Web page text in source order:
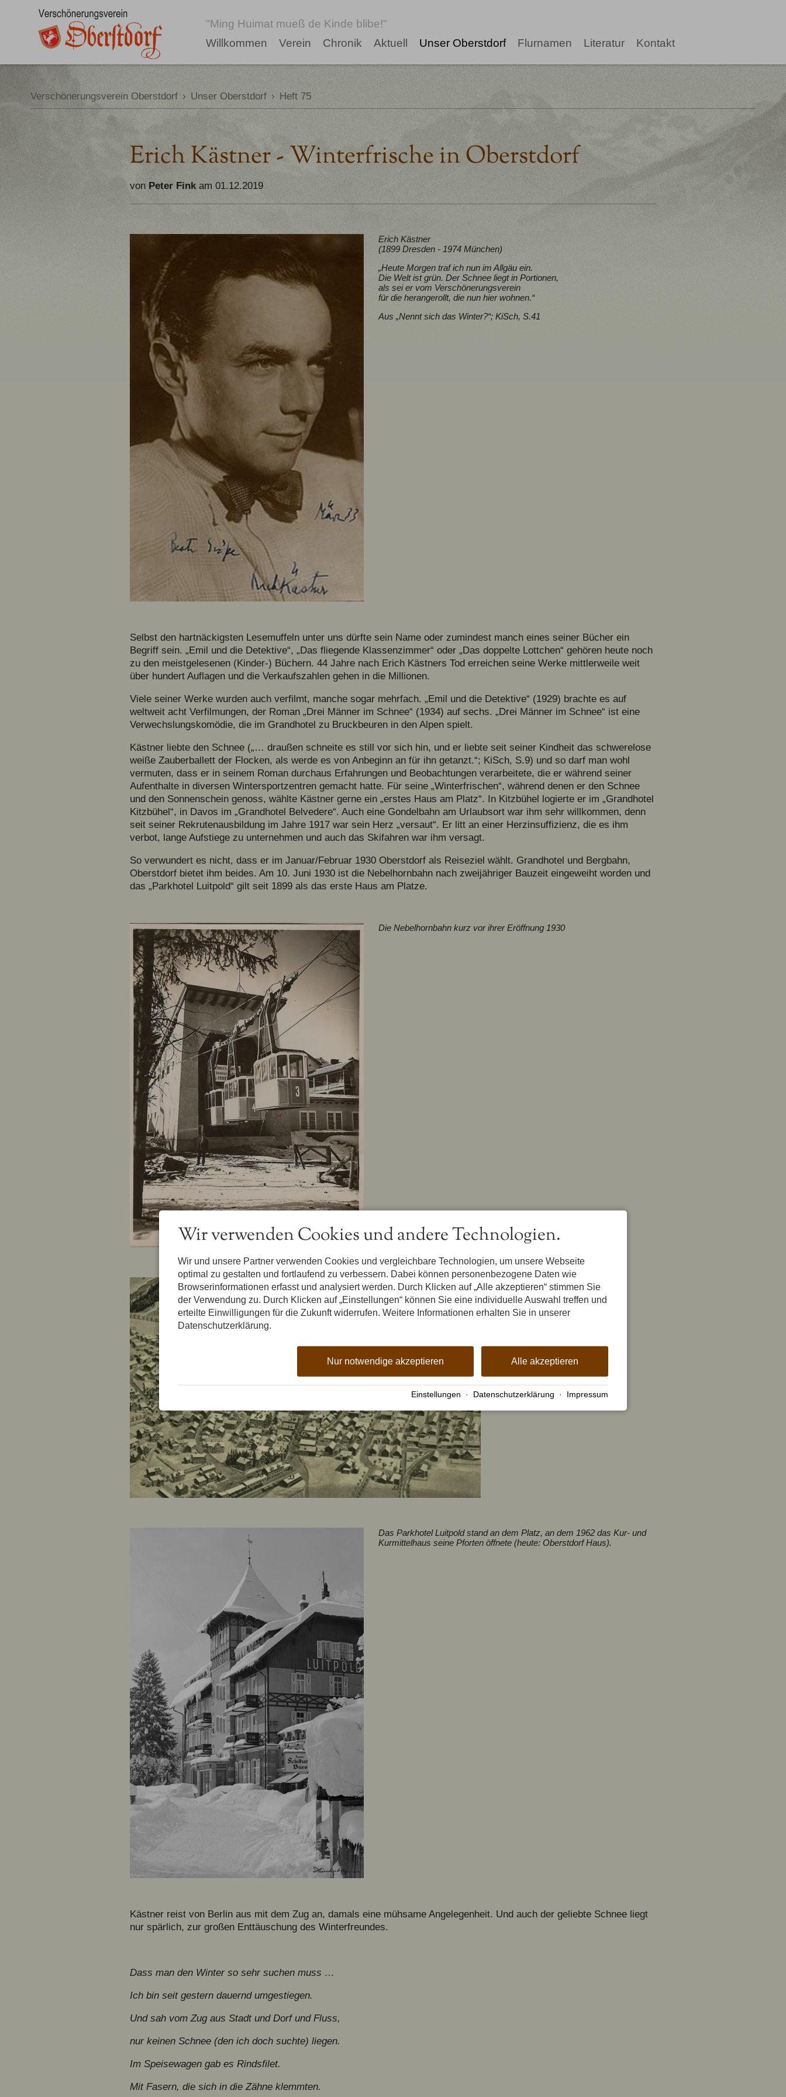
"Ming Huimat mueß de Kinde blibe!"
Willkommen
Verein Chronik Aktuell Unser Oberstdorf Flurnamen Literatur Kontakt
Verschönerungsverein Oberstdorf › Unser Oberstdorf › Heft 75
Erich Kästner - Winterfrische in Oberstdorf
von Peter Finkam 01.12.2019
Erich Kästner
(1899 Dresden - 1974 München)
„Heute Morgen traf ich nun im Allgäu ein.
Die Welt ist grün. Der Schnee liegt in Portionen,
als sei er vom Verschönerungsverein
für die herangerollt, die nun hier wohnen.“
Aus „Nennt sich das Winter?“; KiSch, S.41
Selbst den hartnäckigsten Lesemuffeln unter uns dürfte sein Name oder zumindest manch eines seiner Bücher ein
Begriff sein. „Emil und die Detektive“, „Das fliegende Klassenzimmer“ oder „Das doppelte Lottchen“ gehören heute noch
zu den meistgelesenen (Kinder-) Büchern. 44 Jahre nach Erich Kästners Tod erreichen seine Werke mittlerweile weit
über hundert Auflagen und die Verkaufszahlen gehen in die Millionen.
Viele seiner Werke wurden auch verfilmt, manche sogar mehrfach. „Emil und die Detektive“ (1929) brachte es auf
weltweit acht Verfilmungen, der Roman „Drei Männer im Schnee“ (1934) auf sechs. „Drei Männer im Schnee“ ist eine
Verwechslungskomödie, die im Grandhotel zu Bruckbeuren in den Alpen spielt.
Kästner liebte den Schnee („… draußen schneite es still vor sich hin, und er liebte seit seiner Kindheit das schwerelose
weiße Zauberballett der Flocken, als werde es von Anbeginn an für ihn getanzt.“; KiSch, S.9) und so darf man wohl
vermuten, dass er in seinem Roman durchaus Erfahrungen und Beobachtungen verarbeitete, die er während seiner
Aufenthalte in diversen Wintersportzentren gemacht hatte. Für seine „Winterfrischen“, während denen er den Schnee
und den Sonnenschein genoss, wählte Kästner gerne ein „erstes Haus am Platz“. In Kitzbühel logierte er im „Grandhotel
Kitzbühel“, in Davos im „Grandhotel Belvedere“. Auch eine Gondelbahn am Urlaubsort war ihm sehr willkommen, denn
seit seiner Rekrutenausbildung im Jahre 1917 war sein Herz „versaut“. Er litt an einer Herzinsuffizienz, die es ihm
verbot, lange Aufstiege zu unternehmen und auch das Skifahren war ihm versagt.
So verwundert es nicht, dass er im Januar/Februar 1930 Oberstdorf als Reiseziel wählt. Grandhotel und Bergbahn,
Oberstdorf bietet ihm beides. Am 10. Juni 1930 ist die Nebelhornbahn nach zweijähriger Bauzeit eingeweiht worden und
das „Parkhotel Luitpold“ gilt seit 1899 als das erste Haus am Platze.
Die Nebelhornbahn kurz vor ihrer Eröffnung 1930
Parkhotel Luitpold (Nr. 43)
Das Parkhotel Luitpold stand an dem Platz, an dem 1962 das Kur- und
Kurmittelhaus seine Pforten öffnete (heute: Oberstdorf Haus).
Kästner reist von Berlin aus mit dem Zug an, damals eine mühsame Angelegenheit. Und auch der geliebte Schnee liegt
nur spärlich, zur großen Enttäuschung des Winterfreundes.
Dass man den Winter so sehr suchen muss …
Ich bin seit gestern dauernd umgestiegen.
Und sah vom Zug aus Stadt und Dorf und Fluss,
nur keinen Schnee (den ich doch suchte) liegen.
Im Speisewagen gab es Rindsfilet.
Mit Fasern, die sich in die Zähne klemmten.
Wir verwenden Cookies und andere Technologien.
Wir und unsere Partner verwenden Cookies und vergleichbare Technologien, um unsere Webseite
optimal zu gestalten und fortlaufend zu verbessern. Dabei können personenbezogene Daten wie
Browserinformationen erfasst und analysiert werden. Durch Klicken auf „Alle akzeptieren“ stimmen Sie
der Verwendung zu. Durch Klicken auf „Einstellungen“ können Sie eine individuelle Auswahl treffen und
erteilte Einwilligungen für die Zukunft widerrufen. Weitere Informationen erhalten Sie in unserer
Datenschutzerklärung.
Alle akzeptieren
Nur notwendige akzeptieren
Einstellungen · Datenschutzerklärung · Impressum